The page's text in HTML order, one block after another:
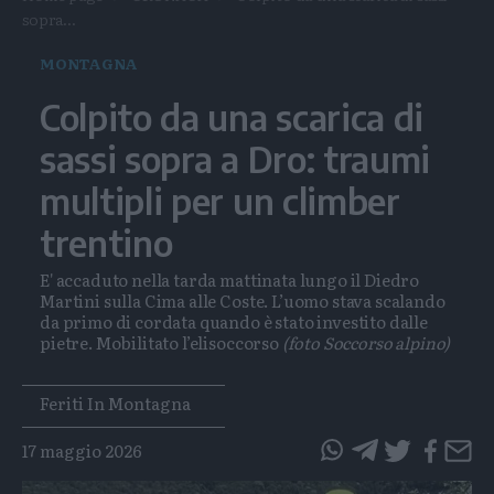
sopra...
MONTAGNA
Colpito da una scarica di
sassi sopra a Dro: traumi
multipli per un climber
trentino
E' accaduto nella tarda mattinata lungo il Diedro
Martini sulla Cima alle Coste. L’uomo stava scalando
da primo di cordata quando è stato investito dalle
pietre. Mobilitato l’elisoccorso (foto Soccorso alpino)
Tags
Feriti In Montagna
17 maggio 2026